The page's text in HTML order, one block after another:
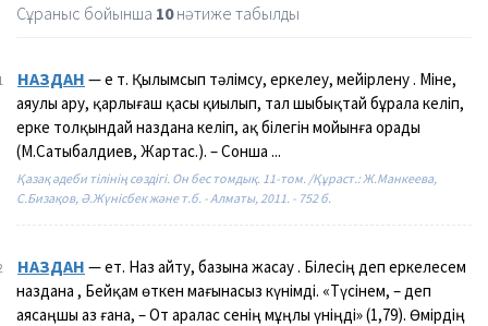
Сұраныс бойынша 10нәтиже табылды
НАЗДАН — е т. Қылымсып тәлімсу, еркелеу, мейірлену . Міне,
аяулы ару, қарлығаш қасы қиылып, тал шыбықтай бұрала келіп,
ерке толқындай наздана келіп, ақ білегін мойынға орады
(М.Сатыбалдиев, Жартас.). – Сонша ...
Қазақ әдеби тілінің сөздігі. Он бес томдық. 11-том. /Құраст.: Ж.Манкеева,
С.Бизақов, Ә.Жүнісбек және т.б. - Алматы, 2011. - 752 б.
НАЗДАН — ет. Наз айту, базына жасау . Білесің деп еркелесем
наздана , Бейқам өткен мағынасыз күнімді. «Түсінем, – деп
аясаңшы аз ғана, – От аралас сенің мұңлы үніңді» (1,79). Өмірдің